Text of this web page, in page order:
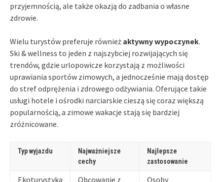
przyjemnością, ale także okazją do zadbania o własne
zdrowie.
Wielu turystów preferuje również aktywny wypoczynek.
Ski & wellness to jeden z najszybciej rozwijających się
trendów, gdzie urlopowicze korzystają z możliwości
uprawiania sportów zimowych, a jednocześnie mają dostęp
do stref odprężenia i zdrowego odżywiania. Oferujące takie
usługi hotele i ośrodki narciarskie cieszą się coraz większą
popularnością, a zimowe wakacje stają się bardziej
zróżnicowane.
Typ wyjazdu
Najważniejsze
cechy
Najlepsze
zastosowanie
Ekoturystyka
Obcowanie z
Osoby